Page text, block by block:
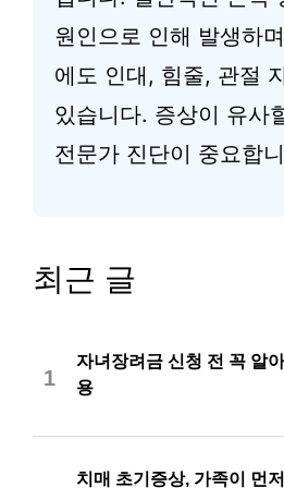
원인으로 인해 발생하
에도 인대, 힘줄, 관절
있습니다. 증상이 유사
전문가 진단이 중요합
최근 글
1
자녀장려금 신청 전 꼭 알
용
치매 초기증상, 가족이 먼